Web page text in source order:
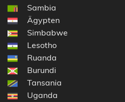
Sambia
Ägypten
Simbabwe
Lesotho
Ruanda
Burundi
Tansania
Uganda